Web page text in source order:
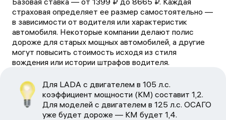
страховая определяет ее размер самостоятельно —
в зависимости от водителя или характеристик
автомобиля. Некоторые компании делают полис
дороже для старых мощных автомобилей, а другие
могут повысить стоимость исходя из стиля
вождения или истории штрафов водителя.
Для LADA c двигателем в 105 л.с.
коэффициент мощности (КМ) составит 1,2.
Для моделей с двигателем в 125 л.с. ОСАГО
уже будет дороже — КМ будет 1,4.